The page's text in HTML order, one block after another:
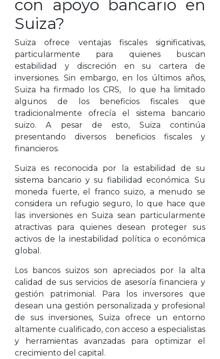
con apoyo bancario en
Suiza?
Suiza ofrece ventajas fiscales significativas,
particularmente para quienes buscan
estabilidad y discreción en su cartera de
inversiones. Sin embargo, en los últimos años,
Suiza ha firmado los CRS, lo que ha limitado
algunos de los beneficios fiscales que
tradicionalmente ofrecía el sistema bancario
suizo. A pesar de esto, Suiza continúa
presentando diversos beneficios fiscales y
financieros.
Suiza es reconocida por la estabilidad de su
sistema bancario y su fiabilidad económica. Su
moneda fuerte, el franco suizo, a menudo se
considera un refugio seguro, lo que hace que
las inversiones en Suiza sean particularmente
atractivas para quienes desean proteger sus
activos de la inestabilidad política o económica
global.
Los bancos suizos son apreciados por la alta
calidad de sus servicios de asesoría financiera y
gestión patrimonial. Para los inversores que
desean una gestión personalizada y profesional
de sus inversiones, Suiza ofrece un entorno
altamente cualificado, con acceso a especialistas
y herramientas avanzadas para optimizar el
crecimiento del capital.